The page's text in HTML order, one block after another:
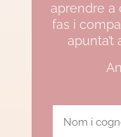
aprendre a
fas i